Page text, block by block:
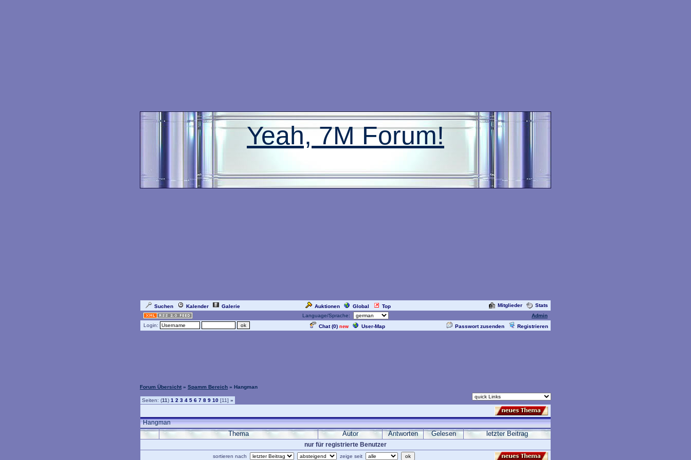
Yeah, 7M Forum!
Suchen Kalender Galerie Auktionen Global Top Mitglieder
Stats
Language/Sprache:
Admin
Login:
Chat (0) new User-Map Passwort zusenden Registrieren
Forum Übersicht » Spamm Bereich » Hangman
Seiten: (11) 1 2 3 4 5 6 7 8 9 10 [11] »
Hangman
Thema Autor Antworten Gelesen letzter Beitrag
nur für registrierte Benutzer
sortieren nach zeige seit